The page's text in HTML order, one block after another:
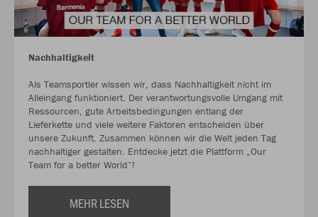
Nachhaltigkeit
Als Teamsportler wissen wir, dass Nachhaltigkeit nicht im
Alleingang funktioniert. Der verantwortungsvolle Umgang mit
Ressourcen, gute Arbeitsbedingungen entlang der
Lieferkette und viele weitere Faktoren entscheiden über
unsere Zukunft. Zusammen können wir die Welt jeden Tag
nachhaltiger gestalten. Entdecke jetzt die Plattform „Our
Team for a better World“!
MEHR LESEN